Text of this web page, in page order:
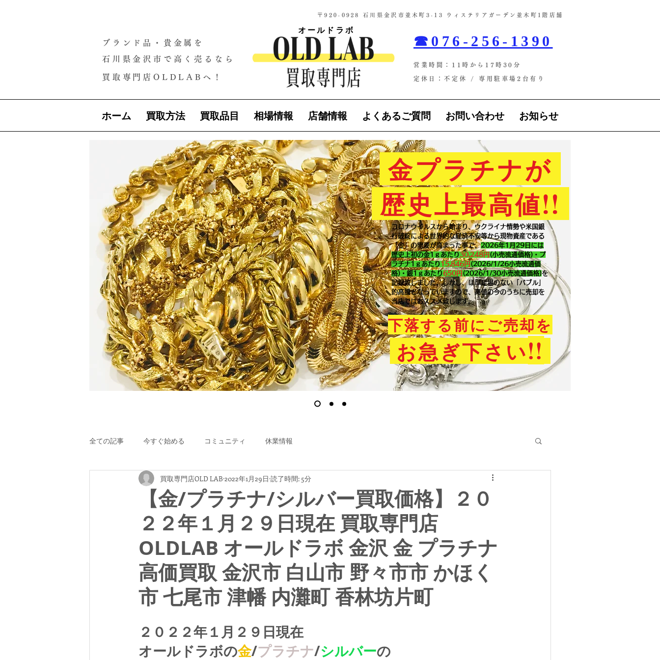
​〒920-0928 石川県金沢市並木町3-13 ウィステリアガーデン並木町1階店舗​
ブランド品・貴金属を
石川県金沢市で高く売るなら
買取専門店OLDLABへ！
オールドラボ
☎076-256-1390
営業時間：11時から17時30分
定休日：不定休 / ​専用駐車場2台有り
ホーム 買取方法 買取品目 相場情報 店舗情報 よくあるご質問 お問い合わせ お知らせ
金プラチナが
歴史上最高値!!
コロナウイルスから始まり、ウクライナ情勢や米国銀
行破綻による世界的な経済不安等から現物資産である
「金」の需要が高まった事で、2026年1月29 日には
歴史上初の金1ｇあたり30,248円 (小売流通価格)・プ
ラチナ1ｇあたり 15,846 円 (2026/1/26小売流通価
格)・銀1ｇあたり 650 円 (2026/1/30小売流通価格)を
記録致しました。​しかし、ほぼ足場のない「バブル」
的高騰となっていますので、高値の今のうちに売却を
当店ではおススメ致します。
下落する前にご売却を
お急ぎ下さい!!
全ての記事 今すぐ始める コミュニティ 休業情報
【金/プラチナ/シルバー買取価格】２０
２２年１月２９日現在 買取専門店
OLDLAB オールドラボ 金沢 金 プラチナ
高価買取 金沢市 白山市 野々市市 かほく
市 七尾市 津幡 内灘町 香林坊片町
買取専門店OLD LAB 2022年1月29日 読了時間: 5分
２０２２年１月２９日現在
オールドラボの金/プラチナ/シルバーの